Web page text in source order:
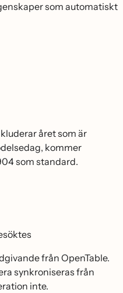
som automatiskt
året som är
kommer
som standard.
från OpenTable.
synkroniseras från
inte.